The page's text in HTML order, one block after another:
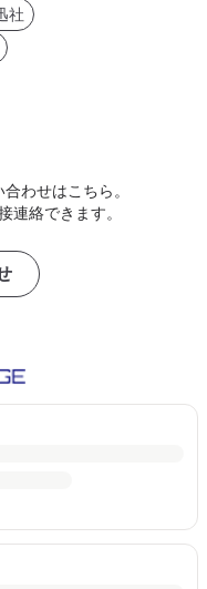
社
わせはこちら。
連絡できます。